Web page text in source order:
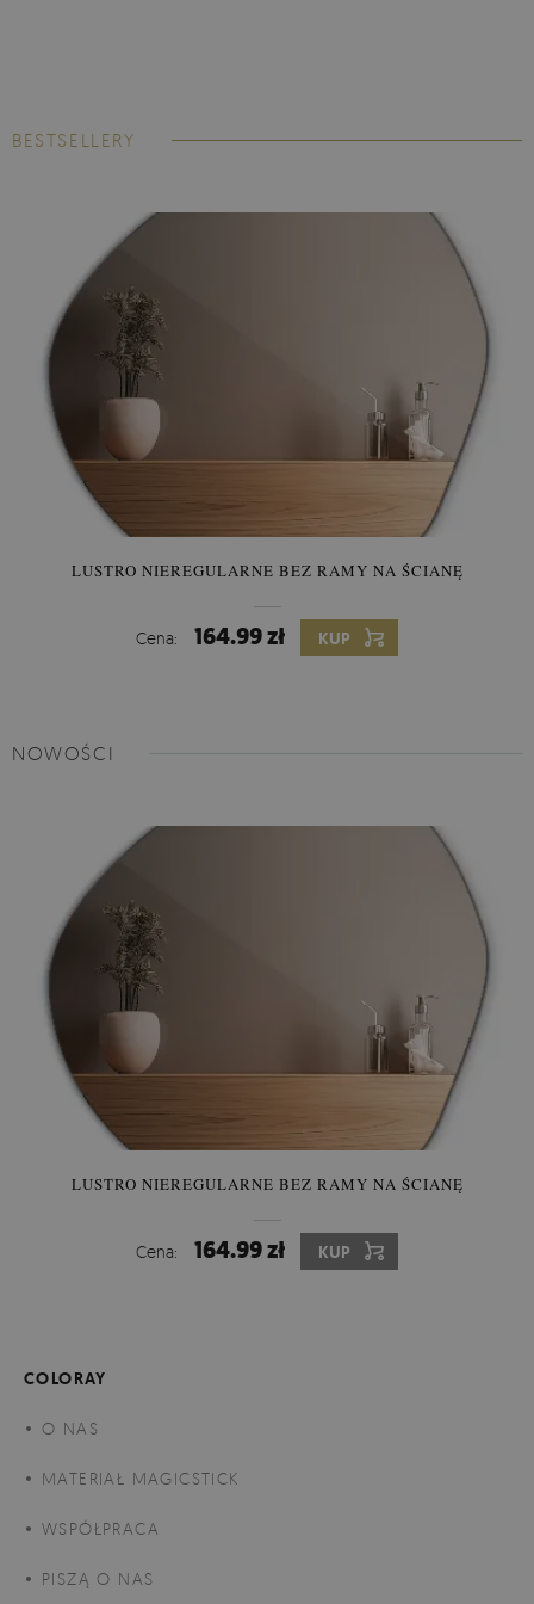
jak jej siostra - fototapeta winylowa - jest odporna na wilgoć i
temperaturę, dzięki czemu może stać się oryginalną ozdobą
kuchni i łazienki, a jej kolory zachowają swoją intensywność
przez lata.
Montaż nie wymaga użycia kleju do tapet,
materiał jest samoprzylepny.
Fototapeta Lateksowa -
ateriał lateksowy dzięki gładkiej,
satynowej powierzchni pozwala uzyskać efekt fotograficzny.
Ten rodzaj fototapety świetnie sprawdzi się w salonie, biurze,
pokoju dziecięcym i w łazience. Trwały materiał i żywe kolory
gwarantują efekt wow przez długi czas użytkowania.
wymaga użycia kleju do tapet lateksowych.
Fototapeta Flizelinowa - materiał flizelinowy to klasyka sama
flizelinowa jest w pełni ekologiczna, bez sztucznych
materiałów. Podkład flizelinowy jest grubszy niż w
BESTSELLERY
LUSTRO NIEREGULARNE BEZ RAMY NA ŚCIANĘ
Cena: 164.99 zł KUP
NOWOŚCI
LUSTRO NIEREGULARNE BEZ RAMY NA ŚCIANĘ
Cena: 164.99 zł KUP
COLORAY
O NAS
MATERIAŁ MAGICSTICK
WSPÓŁPRACA
PISZĄ O NAS